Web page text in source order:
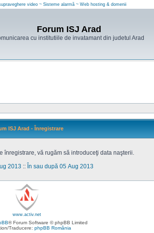
video ~ Sisteme alarmă ~ Web hosting & domenii
Forum ISJ Arad
cu institutiile de invatamant din judetul Arad
ISJ Arad - Înregistrare
înregistrare, vă rugăm să introduceţi data naşterii.
2013 :: În sau după 05 Aug 2013
www.activ.net
® Forum Software © phpBB Limited
Traducere: phpBB România